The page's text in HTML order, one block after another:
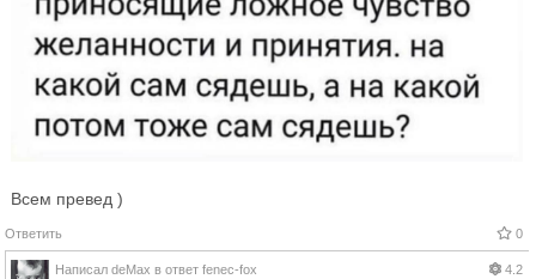
Всем превед )
Ответить 0
Написал deMax в ответ fenec-fox
4.2